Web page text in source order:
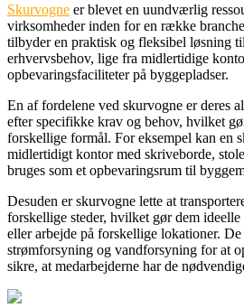
Skurvogne er blevet en uundværlig
virksomheder inden for en række
tilbyder en praktisk og fleksibel løsning
erhvervsbehov, lige fra midlertidige
opbevaringsfaciliteter på byggepladser.
En af fordelene ved skurvogne er deres
efter specifikke krav og behov, hvilket
forskellige formål. For eksempel kan en
midlertidigt kontor med skriveborde,
bruges som et opbevaringsrum til
Desuden er skurvogne lette at
forskellige steder, hvilket gør dem
eller arbejde på forskellige lokationer.
strømforsyning og vandforsyning for at
sikre, at medarbejderne har de